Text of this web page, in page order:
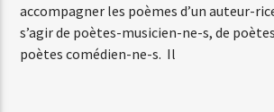
accompagner les poèmes d’un auteur-
s’agir de poètes-musicien-ne-s, de
poètes comédien-ne-s. Il